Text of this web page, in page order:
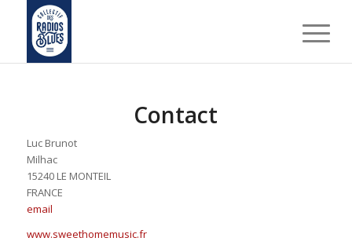
Contact
Luc Brunot
Milhac
15240 LE MONTEIL
FRANCE
email
www.sweethomemusic.fr